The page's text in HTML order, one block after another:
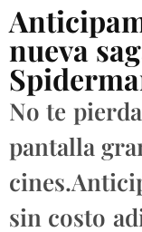
nueva
No te
pantalla
sin costo